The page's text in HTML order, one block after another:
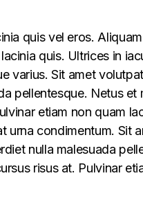
quis vel eros.
quis. Ultrices in
varius. Sit amet
pellentesque. Netus
etiam non quam
urna condimentum. Sit
nulla malesuada
risus at. Pulvinar